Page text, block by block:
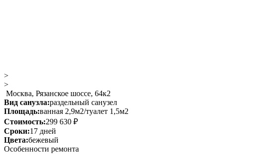
>
>
Москва, Рязанское шоссе, 64к2
Вид санузла:раздельный санузел
Площадь:ванная 2,9м2/туалет 1,5м2
Стоимость:299 630 ₽
Сроки:17 дней
Цвета:бежевый
Особенности ремонта